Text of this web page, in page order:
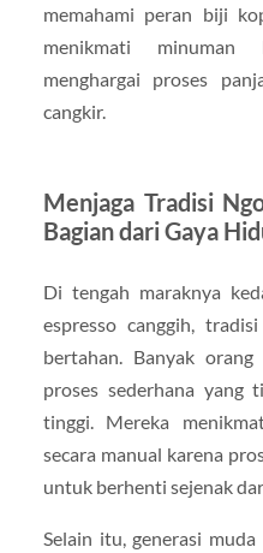
memahami peran biji
menikmati minuman
menghargai proses
cangkir.
Menjaga
Bagian dari Gaya
Di tengah maraknya
espresso canggih,
bertahan. Banyak
proses sederhana yang
tinggi. Mereka
secara manual karena
untuk berhenti sejenak
Selain itu, generasi